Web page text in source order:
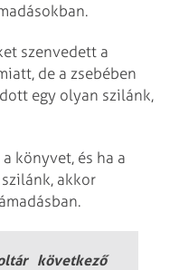
szenvedett a
de a zsebében
egy olyan szilánk,
könyvet, és ha a
akkor
következő